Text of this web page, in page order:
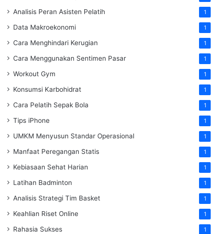
Analisis Peran Asisten Pelatih 1
Data Makroekonomi 1
Cara Menghindari Kerugian 1
Cara Menggunakan Sentimen Pasar 1
Workout Gym 1
Konsumsi Karbohidrat 1
Cara Pelatih Sepak Bola 1
Tips iPhone 1
UMKM Menyusun Standar Operasional 1
Manfaat Peregangan Statis 1
Kebiasaan Sehat Harian 1
Latihan Badminton 1
Analisis Strategi Tim Basket 1
Keahlian Riset Online 1
Rahasia Sukses 1